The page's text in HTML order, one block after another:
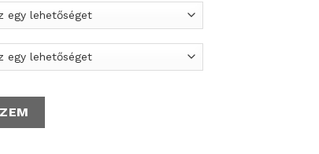
- Rendelésre mennyiség